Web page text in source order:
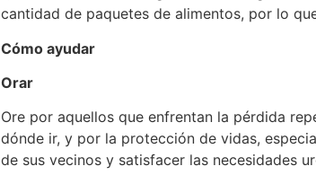
cantidad de paquetes de alimentos, por lo
Cómo ayudar
Orar
Ore por aquellos que enfrentan la pérdida
dónde ir, y por la protección de vidas,
de sus vecinos y satisfacer las necesidades